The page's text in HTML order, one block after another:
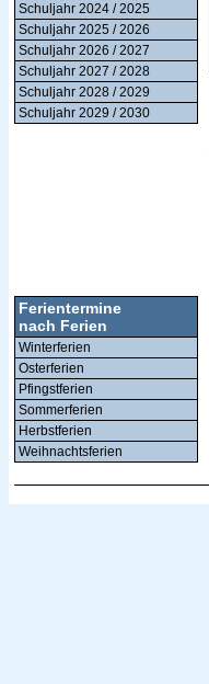
Schuljahr 2024 / 2025
Schuljahr 2025 / 2026
Schuljahr 2026 / 2027
Schuljahr 2027 / 2028
Schuljahr 2028 / 2029
Schuljahr 2029 / 2030
Ferientermine
nach Ferien
Winterferien
Osterferien
Pfingstferien
Sommerferien
Herbstferien
Weihnachtsferien